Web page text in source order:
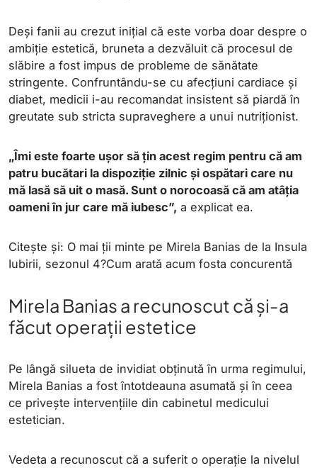
Deși fanii au crezut inițial că este vorba doar despre o
ambiție estetică, bruneta a dezvăluit că procesul de
slăbire a fost impus de probleme de sănătate
stringente. Confruntându-se cu afecțiuni cardiace și
diabet, medicii i-au recomandat insistent să piardă în
greutate sub stricta supraveghere a unui nutriționist.
„Îmi este foarte ușor să țin acest regim pentru că am
patru bucătari la dispoziție zilnic și ospătari care nu
mă lasă să uit o masă. Sunt o norocoasă că am atâția
oameni în jur care mă iubesc”, a explicat ea.
Citește și: O mai ții minte pe Mirela Banias de la Insula
Iubirii, sezonul 4?Cum arată acum fosta concurentă
Mirela Banias a recunoscut că și-a
făcut operații estetice
Pe lângă silueta de invidiat obținută în urma regimului,
Mirela Banias a fost întotdeauna asumată și în ceea
ce privește intervențiile din cabinetul medicului
estetician.
Vedeta a recunoscut că a suferit o operație la nivelul